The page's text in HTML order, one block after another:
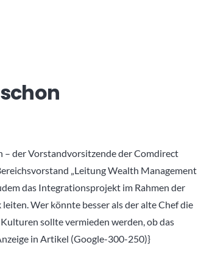
– der Vorstandvorsitzende der Comdirect
„Leitung Wealth Management
das Integrationsprojekt im Rahmen der
Wer könnte besser als der alte Chef die
sollte vermieden werden, ob das
in Artikel (Google-300-250)}